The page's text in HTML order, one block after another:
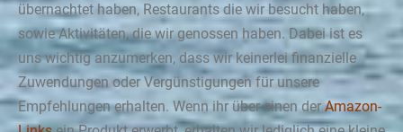
übernachtet haben, Restaurants die wir besucht haben,
sowie Aktivitäten, die wir genossen haben. Dabei ist es
uns wichtig anzumerken, dass wir keinerlei finanzielle
Zuwendungen oder Vergünstigungen für unsere
Empfehlungen erhalten. Wenn ihr über einen der Amazon-